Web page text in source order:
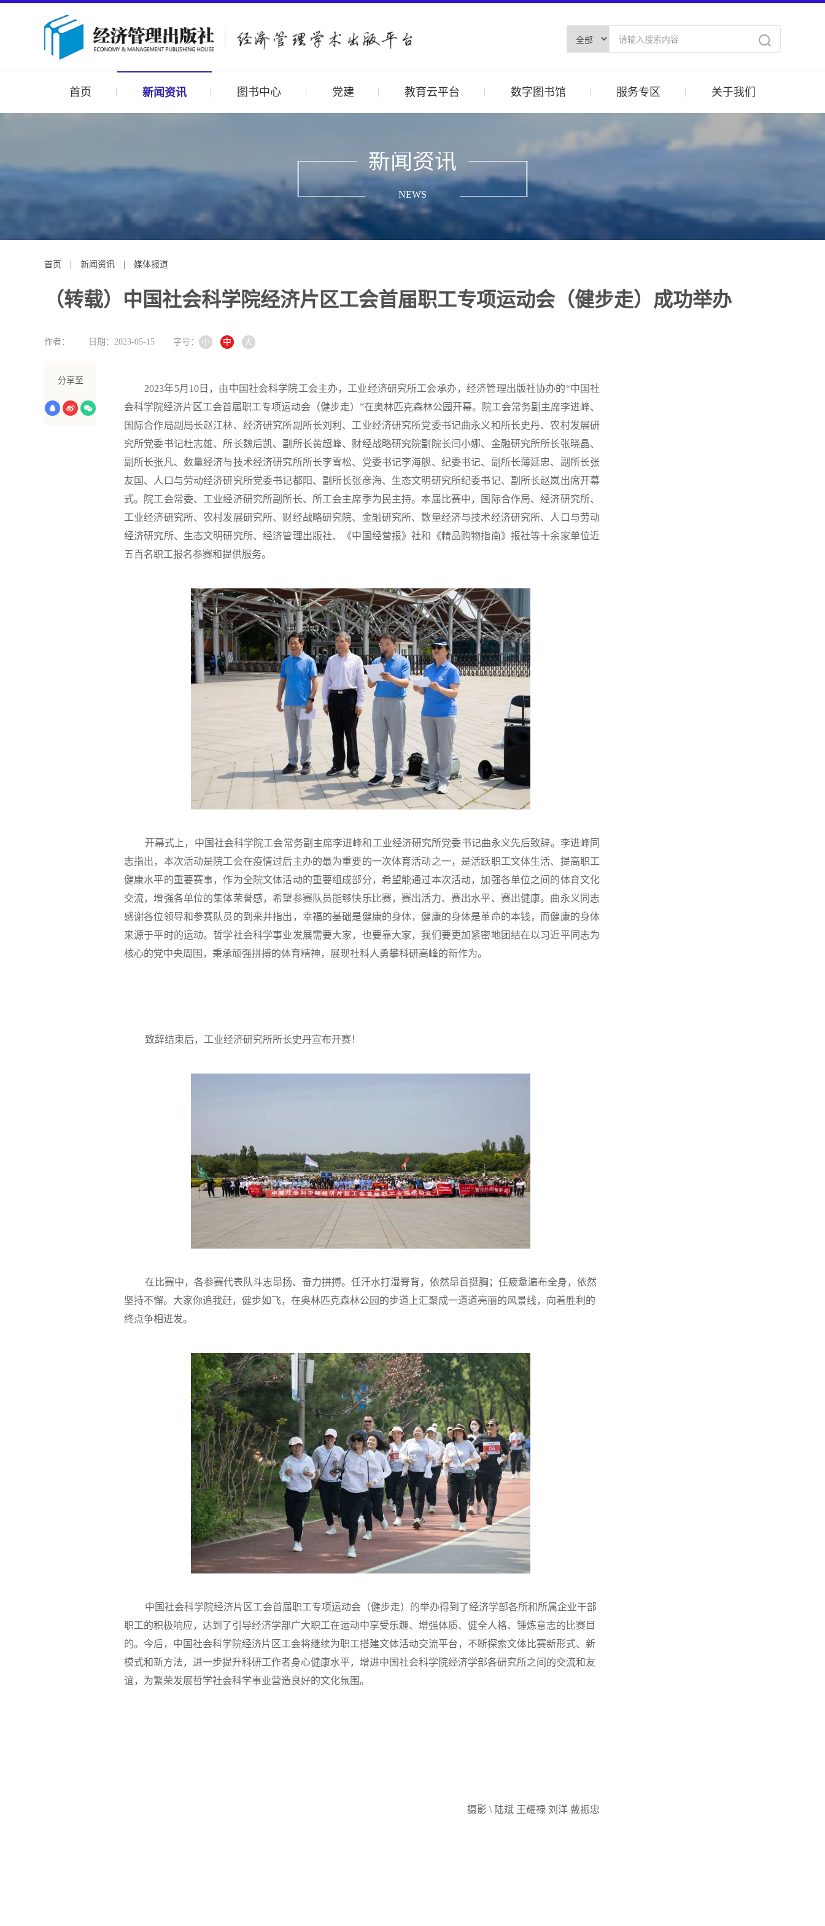
首页 新闻资讯 图书中心 党建 教育云平台 数字图书馆 服务专区 关于我们
新闻资讯
NEWS
首页 新闻资讯 媒体报道
（转载）中国社会科学院经济片区工会首届职工专项运动会（健步走）成功举办
作者： 日期：2023-05-15 字号： 小 中 大
2023年5月10日，由中国社会科学院工会主办，工业经济研究所工会承办，经济管理出版社协办的“中国社
会科学院经济片区工会首届职工专项运动会（健步走）”在奥林匹克森林公园开幕。院工会常务副主席李进峰、
国际合作局副局长赵江林、经济研究所副所长刘利、工业经济研究所党委书记曲永义和所长史丹、农村发展研
究所党委书记杜志雄、所长魏后凯、副所长黄超峰、财经战略研究院副院长闫小娜、金融研究所所长张晓晶、
副所长张凡、数量经济与技术经济研究所所长李雪松、党委书记李海舰、纪委书记、副所长薄延忠、副所长张
友国、人口与劳动经济研究所党委书记都阳、副所长张彦海、生态文明研究所纪委书记、副所长赵岚出席开幕
式。院工会常委、工业经济研究所副所长、所工会主席季为民主持。本届比赛中，国际合作局、经济研究所、
工业经济研究所、农村发展研究所、财经战略研究院、金融研究所、数量经济与技术经济研究所、人口与劳动
经济研究所、生态文明研究所、经济管理出版社、《中国经营报》社和《精品购物指南》报社等十余家单位近
五百名职工报名参赛和提供服务。
开幕式上，中国社会科学院工会常务副主席李进峰和工业经济研究所党委书记曲永义先后致辞。李进峰同
志指出，本次活动是院工会在疫情过后主办的最为重要的一次体育活动之一，是活跃职工文体生活、提高职工
健康水平的重要赛事，作为全院文体活动的重要组成部分，希望能通过本次活动，加强各单位之间的体育文化
交流，增强各单位的集体荣誉感，希望参赛队员能够快乐比赛，赛出活力、赛出水平、赛出健康。曲永义同志
感谢各位领导和参赛队员的到来并指出，幸福的基础是健康的身体，健康的身体是革命的本钱，而健康的身体
来源于平时的运动。哲学社会科学事业发展需要大家，也要靠大家，我们要更加紧密地团结在以习近平同志为
核心的党中央周围，秉承顽强拼搏的体育精神，展现社科人勇攀科研高峰的新作为。
致辞结束后，工业经济研究所所长史丹宣布开赛！
在比赛中，各参赛代表队斗志昂扬、奋力拼搏。任汗水打湿脊背，依然昂首挺胸；任疲惫遍布全身，依然
坚持不懈。大家你追我赶，健步如飞，在奥林匹克森林公园的步道上汇聚成一道道亮丽的风景线，向着胜利的
终点争相进发。
中国社会科学院经济片区工会首届职工专项运动会（健步走）的举办得到了经济学部各所和所属企业干部
职工的积极响应，达到了引导经济学部广大职工在运动中享受乐趣、增强体质、健全人格、锤炼意志的比赛目
的。今后，中国社会科学院经济片区工会将继续为职工搭建文体活动交流平台，不断探索文体比赛新形式、新
模式和新方法，进一步提升科研工作者身心健康水平，增进中国社会科学院经济学部各研究所之间的交流和友
谊，为繁荣发展哲学社会科学事业营造良好的文化氛围。
摄影 \ 陆斌 王耀禄 刘洋 戴振忠
分享至